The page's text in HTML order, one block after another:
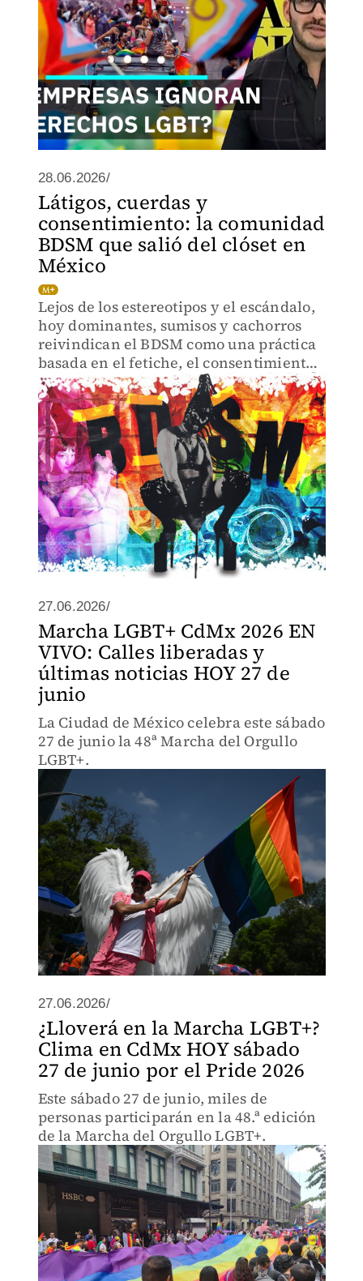
28.06.2026/
Látigos, cuerdas y
consentimiento: la comunidad
BDSM que salió del clóset en
México
Lejos de los estereotipos y el escándalo,
hoy dominantes, sumisos y cachorros
reivindican el BDSM como una práctica
basada en el fetiche, el consentimiento,
las reglas y la libertad de elegir.
27.06.2026/
Marcha LGBT+ CdMx 2026 EN
VIVO: Calles liberadas y
últimas noticias HOY 27 de
junio
La Ciudad de México celebra este sábado
27 de junio la 48ª Marcha del Orgullo
LGBT+.
27.06.2026/
¿Lloverá en la Marcha LGBT+?
Clima en CdMx HOY sábado
27 de junio por el Pride 2026
Este sábado 27 de junio, miles de
personas participarán en la 48.ª edición
de la Marcha del Orgullo LGBT+.